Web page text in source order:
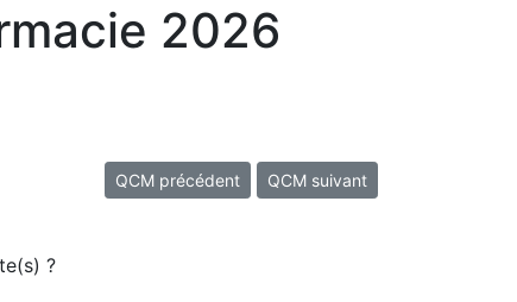
2026
QCM précédent QCM suivant
?